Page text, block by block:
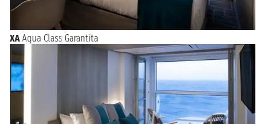
XA Aqua Class Garantita